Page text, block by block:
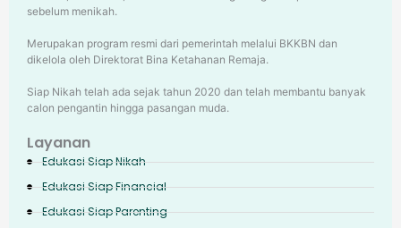
sebelum menikah.
Merupakan program resmi dari pemerintah melalui BKKBN dan
dikelola oleh Direktorat Bina Ketahanan Remaja.
Siap Nikah telah ada sejak tahun 2020 dan telah membantu banyak
calon pengantin hingga pasangan muda.
Layanan
Edukasi Siap Nikah
Edukasi Siap Financial
Edukasi Siap Parenting